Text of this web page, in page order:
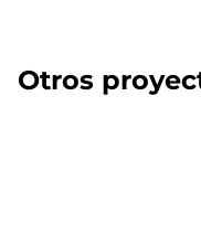
Otros